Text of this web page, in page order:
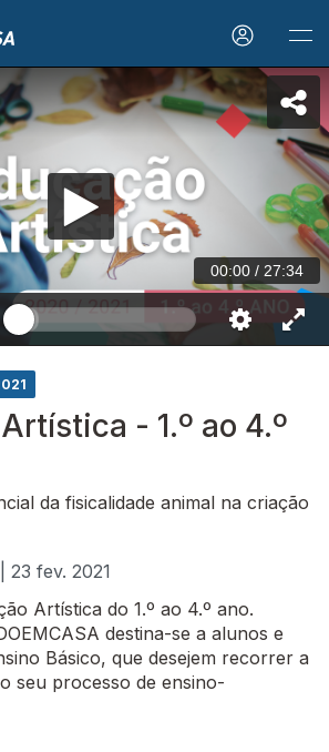
00:00 / 27:34
- 1.º ao 4.º
da fisicalidade animal na criação
| 23 fev. 2021
Artística do 1.º ao 4.º ano.
destina-se a alunos e
Básico, que desejem recorrer a
seu processo de ensino-